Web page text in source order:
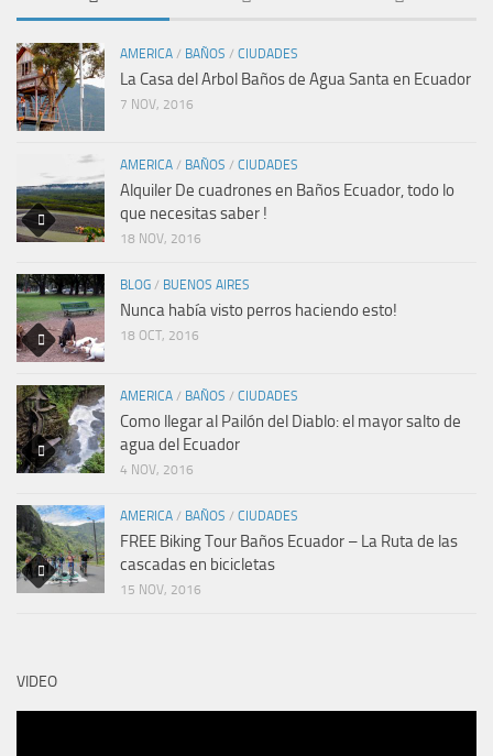
AMERICA / BAÑOS / CIUDADES
La Casa del Arbol Baños de Agua Santa en Ecuador
7 NOV, 2016
AMERICA / BAÑOS / CIUDADES
Alquiler De cuadrones en Baños Ecuador, todo lo
que necesitas saber !
18 NOV, 2016
BLOG / BUENOS AIRES
Nunca había visto perros haciendo esto!
18 OCT, 2016
AMERICA / BAÑOS / CIUDADES
Como llegar al Pailón del Diablo: el mayor salto de
agua del Ecuador
4 NOV, 2016
AMERICA / BAÑOS / CIUDADES
FREE Biking Tour Baños Ecuador – La Ruta de las
cascadas en bicicletas
15 NOV, 2016
VIDEO